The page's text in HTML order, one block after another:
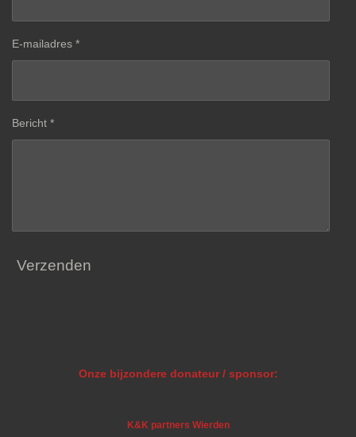
E-mailadres *
Bericht *
Verzenden
Onze bijzondere donateur / sponsor:
K&K partners Wierden